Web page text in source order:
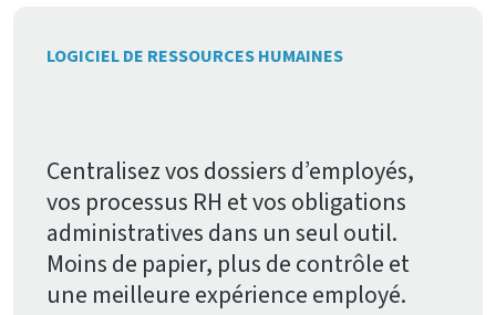
LOGICIEL DE RESSOURCES HUMAINES
Centralisez vos dossiers d’employés,
vos processus RH et vos obligations
administratives dans un seul outil.
Moins de papier, plus de contrôle et
une meilleure expérience employé.